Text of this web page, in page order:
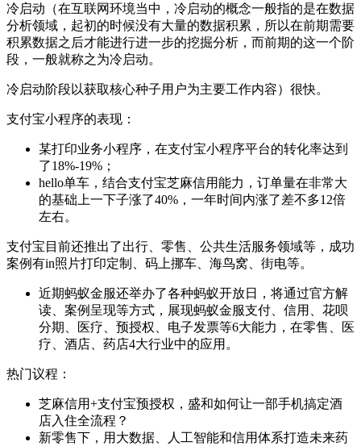
冷启动（在互联网环境当中，冷启动的概念一般指的是在数据
分析领域，起初的时候没有大量的数据积累，所以在前期需要
积累数据之后才能进行进一步的挖掘分析，而前期的这一个阶
段，一般就称之为冷启动。
冷启动阶段以获取核心种子用户为主要工作内容）很快。
支付宝小程序的表现：
某打印业务小程序，在支付宝小程序平台的转化率达到
了18%-19%；
hello单车，结合支付宝芝麻信用能力，订单量在非常大
的基础上一下子涨了40%，一年时间内涨了差不多12倍
左右。
支付宝目前还推出了出行、零售、公共生活服务领域等，成功
案例有in照片打印定制、码上挪车、海鸟窝、街电等。
近期蚂蚁金服还举办了各种蚂蚁开放日，将通过官方解
读、案例呈现等方式，展现蚂蚁金服支付、信用、花呗
分期、医疗、预授权、电子发票等6大能力，在零售、医
疗、酒店、药店4大行业中的应用。
热门议程：
芝麻信用+支付宝预授权，盛和如何让一部手机搞定酒
店入住全流程？
新零售下，用大数据、人工智能和信用体系打造未来药